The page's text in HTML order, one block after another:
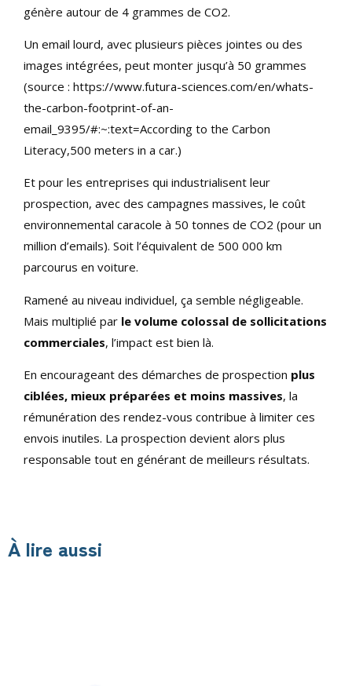
génère autour de 4 grammes de CO2.
Un email lourd, avec plusieurs pièces jointes ou des
images intégrées, peut monter jusqu’à 50 grammes
(source : https://www.futura-sciences.com/en/whats-
the-carbon-footprint-of-an-
email_9395/#:~:text=According to the Carbon
Literacy,500 meters in a car.)
Et pour les entreprises qui industrialisent leur
prospection, avec des campagnes massives, le coût
environnemental caracole à 50 tonnes de CO2 (pour un
million d’emails). Soit l’équivalent de 500 000 km
parcourus en voiture.
Ramené au niveau individuel, ça semble négligeable.
Mais multiplié par le volume colossal de sollicitations
commerciales, l’impact est bien là.
En encourageant des démarches de prospection plus
ciblées, mieux préparées et moins massives, la
rémunération des rendez-vous contribue à limiter ces
envois inutiles. La prospection devient alors plus
responsable tout en générant de meilleurs résultats.
À lire aussi